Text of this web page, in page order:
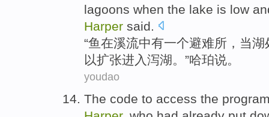
lagoons when the lake is low
Harper said
“鱼在溪流中有一个避难所 ， 当湖
以扩张进入 泻湖。”哈珀说。
youdao
The code to access the